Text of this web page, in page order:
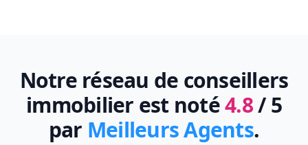
Notre réseau de conseillers
immobilier est noté4.8/ 5
par Meilleurs Agents.